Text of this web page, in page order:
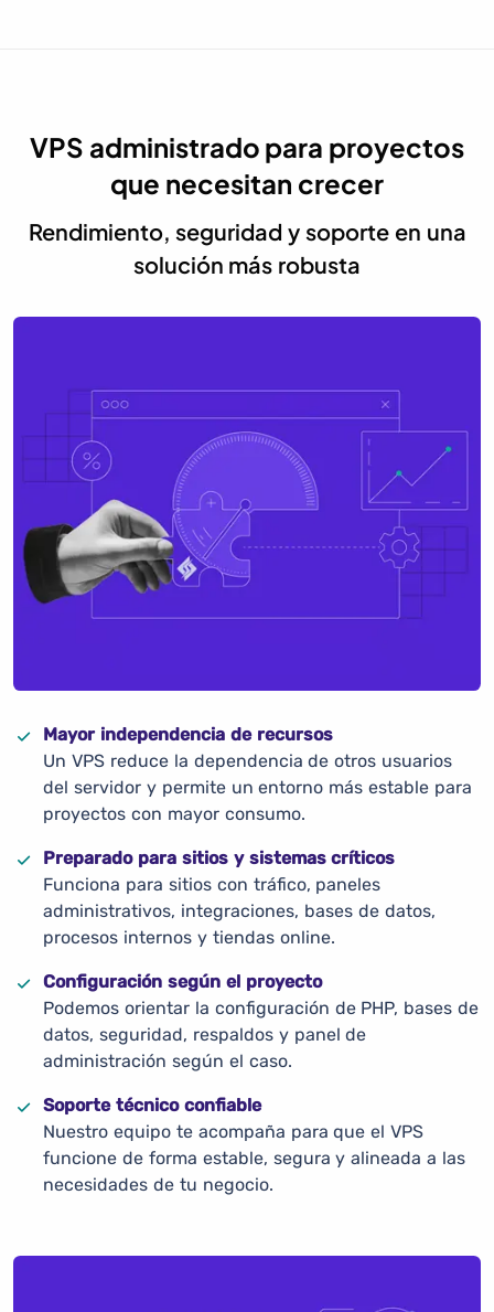
VPS administrado para proyectos
que necesitan crecer
Rendimiento, seguridad y soporte en una
solución más robusta
Mayor independencia de recursos
Un VPS reduce la dependencia de otros usuarios
del servidor y permite un entorno más estable para
proyectos con mayor consumo.
Preparado para sitios y sistemas críticos
Funciona para sitios con tráfico, paneles
administrativos, integraciones, bases de datos,
procesos internos y tiendas online.
Configuración según el proyecto
Podemos orientar la configuración de PHP, bases de
datos, seguridad, respaldos y panel de
administración según el caso.
Soporte técnico confiable
Nuestro equipo te acompaña para que el VPS
funcione de forma estable, segura y alineada a las
necesidades de tu negocio.